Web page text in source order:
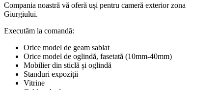
Compania noastră vă oferă uși pentru cameră exterior zona
Giurgiului.
Executăm la comandă:
Orice model de geam sablat
Orice model de oglindă, fasetată (10mm-40mm)
Mobilier din sticlă și oglindă
Standuri expoziții
Vitrine